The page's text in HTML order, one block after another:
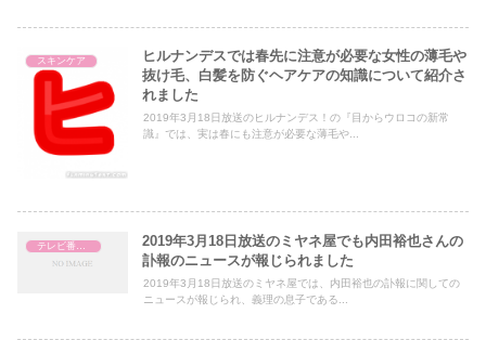
スキンケア
ヒルナンデスでは春先に注意が必要な女性の薄毛や
抜け毛、白髪を防ぐヘアケアの知識について紹介さ
れました
2019年3月18日放送のヒルナンデス！の『目からウロコの新常
識』では、実は春にも注意が必要な薄毛や...
テレビ番組レビュー
2019年3月18日放送のミヤネ屋でも内田裕也さんの
訃報のニュースが報じられました
2019年3月18日放送のミヤネ屋では、内田裕也の訃報に関しての
ニュースが報じられ、義理の息子である...